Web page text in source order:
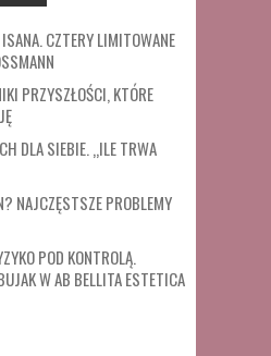
CZTERY LIMITOWANE
PRZYSZŁOŚCI, KTÓRE
DLA SIEBIE. „ILE TRWA
NAJCZĘSTSZE PROBLEMY
POD KONTROLĄ.
W AB BELLITA ESTETICA